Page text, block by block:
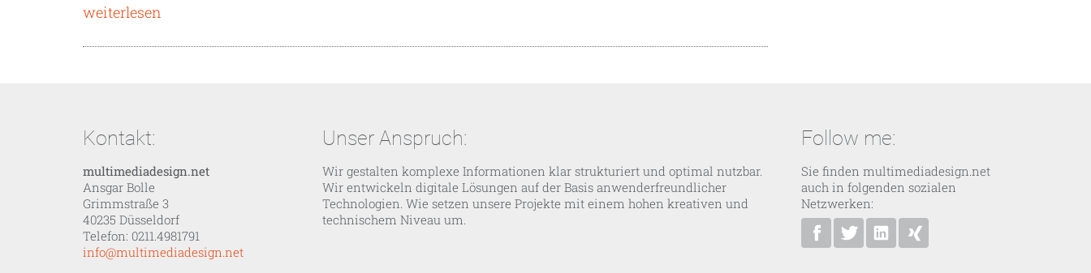
weiterlesen
Kontakt:
multimediadesign.net
Ansgar Bolle
Grimmstraße 3
40235 Düsseldorf
Telefon: 0211.4981791
info@multimediadesign.net
Unser Anspruch:
Wir gestalten komplexe Informationen klar strukturiert und optimal nutzbar.
Wir entwickeln digitale Lösungen auf der Basis anwenderfreundlicher
Technologien. Wie setzen unsere Projekte mit einem hohen kreativen und
technischem Niveau um.
Follow me:
Sie finden multimediadesign.net
auch in folgenden sozialen
Netzwerken:
multimediadesign.net bei Facebook
Ansgar Bolle bei Twitter
Ansgar Bolle bei Linkedin